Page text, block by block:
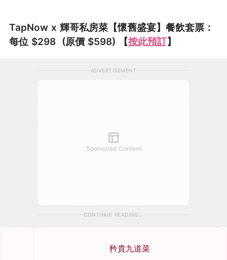
TapNow x 輝哥私房菜【懷舊盛宴】餐飲套票：
每位 $298 (原價 $598) 【按此預訂】
ADVERTISEMENT
Sponsored Content
CONTINUE READING
矜貴九道菜